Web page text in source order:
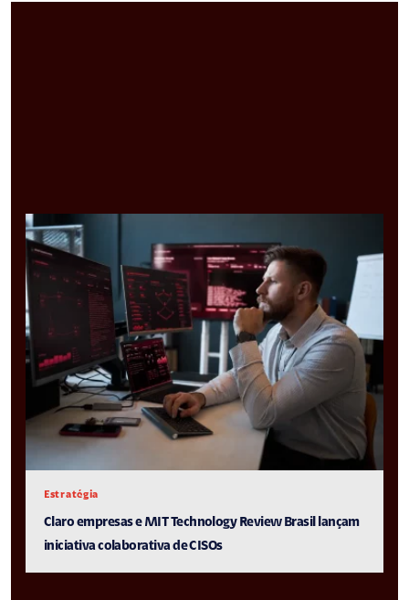
Estratégia
Claro empresas e MIT Technology Review Brasil lançam
iniciativa colaborativa de CISOs